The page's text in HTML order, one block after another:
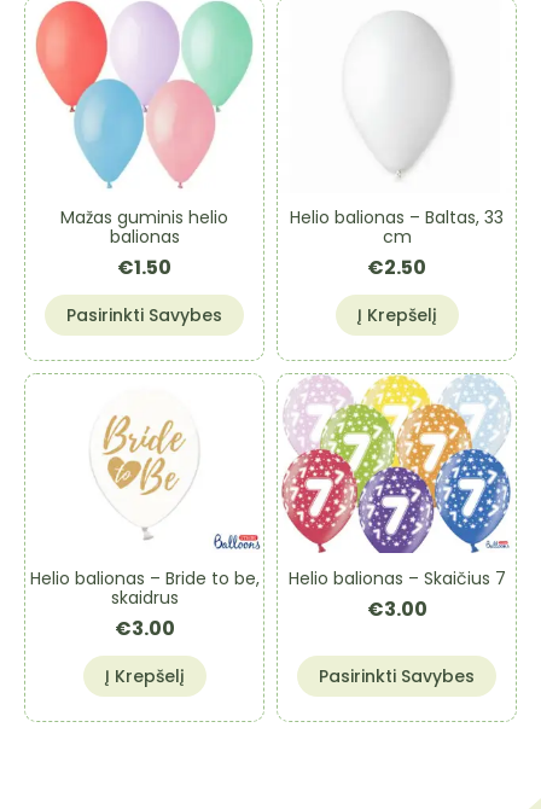
Mažas guminis helio
balionas
€1.50
Pasirinkti Savybes
This
product
has
multiple
options
the
product
Helio balionas – Baltas, 33
cm
€2.50
Į Krepšelį
Helio balionas – Bride to be,
skaidrus
€3.00
Į Krepšelį
Helio balionas – Skaičius 7
€3.00
Pasirinkti Savybes
This
product
has